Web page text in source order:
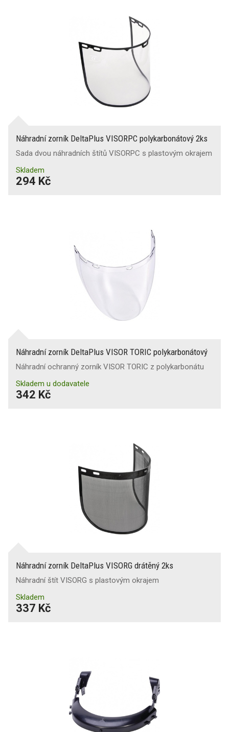
Náhradní zorník DeltaPlus VISORPC polykarbonátový 2ks
Sada dvou náhradních štítů VISORPC s plastovým okrajem
Skladem
294 Kč
Náhradní zorník DeltaPlus VISOR TORIC polykarbonátový
Náhradní ochranný zorník VISOR TORIC z polykarbonátu
Skladem u dodavatele
342 Kč
Náhradní zorník DeltaPlus VISORG drátěný 2ks
Náhradní štít VISORG s plastovým okrajem
Skladem
337 Kč